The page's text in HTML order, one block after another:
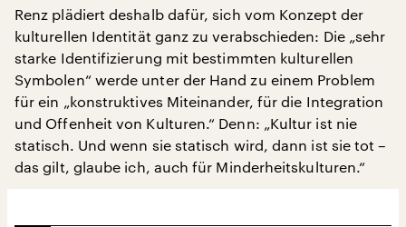
Renz plädiert deshalb dafür, sich vom Konzept der
kulturellen Identität ganz zu verabschieden: Die „sehr
starke Identifizierung mit bestimmten kulturellen
Symbolen“ werde unter der Hand zu einem Problem
für ein „konstruktives Miteinander, für die Integration
und Offenheit von Kulturen.“ Denn: „Kultur ist nie
statisch. Und wenn sie statisch wird, dann ist sie tot –
das gilt, glaube ich, auch für Minderheitskulturen.“